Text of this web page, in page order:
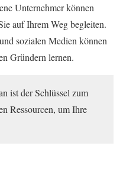
Unternehmer können
auf Ihrem Weg begleiten.
sozialen Medien können
Gründern lernen.
ist der Schlüssel zum
Ressourcen, um Ihre